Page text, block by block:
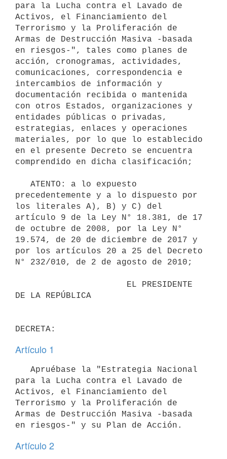
para la Lucha contra el Lavado de
Activos, el Financiamiento del
Terrorismo y la Proliferación de
Armas de Destrucción Masiva -basada
en riesgos-", tales como planes de
acción, cronogramas, actividades,
comunicaciones, correspondencia e
intercambios de información y
documentación recibida o mantenida
con otros Estados, organizaciones y
entidades públicas o privadas,
estrategias, enlaces y operaciones
materiales, por lo que lo establecido
en el presente Decreto se encuentra
comprendido en dicha clasificación;
precedentemente y a lo dispuesto por
los literales A), B) y C) del
artículo 9 de la Ley N° 18.381, de 17
de octubre de 2008, por la Ley N°
19.574, de 20 de diciembre de 2017 y
por los artículos 20 a 25 del Decreto
N° 232/010, de 2 de agosto de 2010;
DE LA REPÚBLICA
Artículo 1
para la Lucha contra el Lavado de
Activos, el Financiamiento del
Terrorismo y la Proliferación de
Armas de Destrucción Masiva -basada
Artículo 2